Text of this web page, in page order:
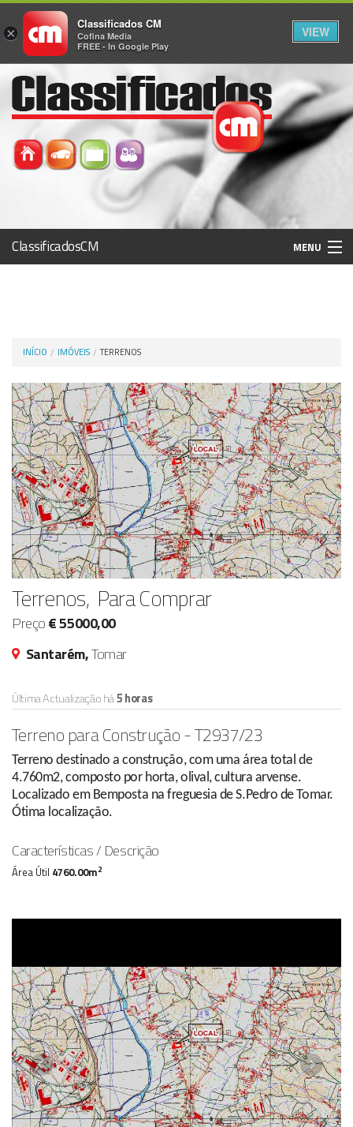
ClassificadosCM MENU
INÍCIO IMÓVEIS TERRENOS
Terrenos, Para Comprar
Preço€ 55000,00
Santarém,Tomar
Última Actualização há5 horas
Terreno para Construção - T2937/23
Terreno destinado a construção, com uma área total de
4.760m2, composto por horta, olival, cultura arvense.
Localizado em Bemposta na freguesia de S.Pedro de Tomar.
Ótima localização.
Características / Descrição
Área Útil 4760.00m2
×
Classificados CM
Cofina Media
FREE - In Google Play
VIEW